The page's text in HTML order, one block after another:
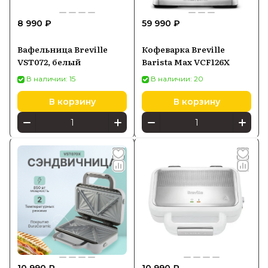
России, цена Breville и каталог
представлены для удобного выбора.
8 990 ₽
Вафельница Breville
VST072, белый
В наличии: 15
В корзину
59 990 ₽
Кофеварка Breville
Barista Max VCF126X
В наличии: 20
В корзину